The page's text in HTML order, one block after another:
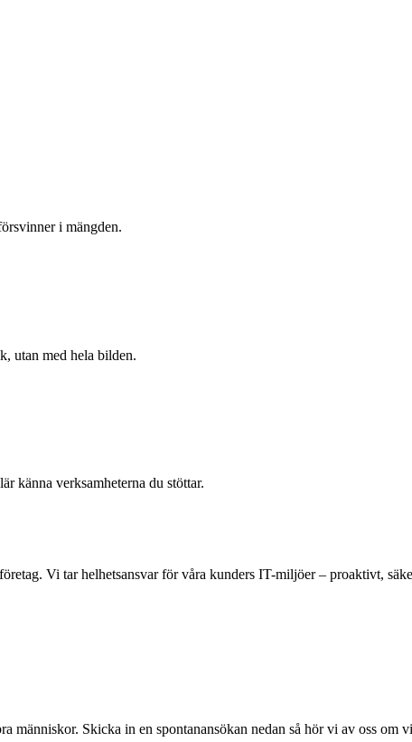
i mängden.
utan med hela bilden.
känna verksamheterna du stöttar.
Vi tar helhetsansvar för våra kunders IT-miljöer – proaktivt,
människor. Skicka in en spontanansökan nedan så hör vi av oss om